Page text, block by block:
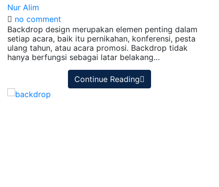
Nur Alim
no comment
Backdrop design merupakan elemen penting dalam
setiap acara, baik itu pernikahan, konferensi, pesta
ulang tahun, atau acara promosi. Backdrop tidak
hanya berfungsi sebagai latar belakang…
Continue Reading